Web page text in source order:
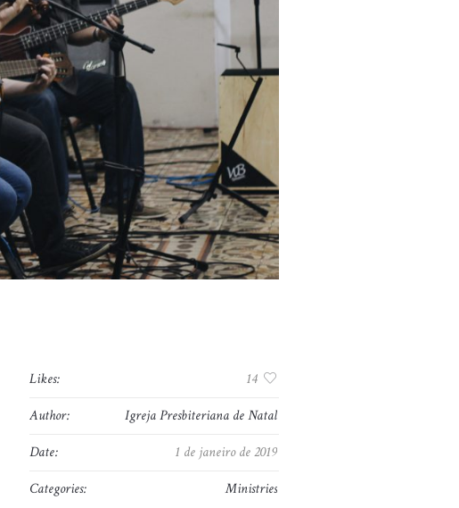
Likes:
14
Author:
Igreja Presbiteriana de Natal
Date:
1 de janeiro de 2019
Categories:
Ministries